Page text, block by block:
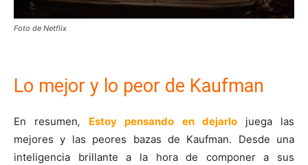
Foto de Netflix
Lo mejor y lo peor de Kaufman
En resumen, Estoy pensando en dejarlojuega las
mejores y las peores bazas de Kaufman. Desde una
inteligencia brillante a la hora de componer a sus